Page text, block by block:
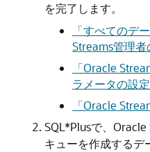
を完了します。
「すべてのデ
Streams管理者
「Oracle
ラメータの設定
「Oracle
SQL*Plusで、
キューを作成するデ